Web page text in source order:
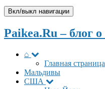
Вкл/выкл навигации
Paikea.Ru – блог
⌂
Главная страница
Мальдивы
США